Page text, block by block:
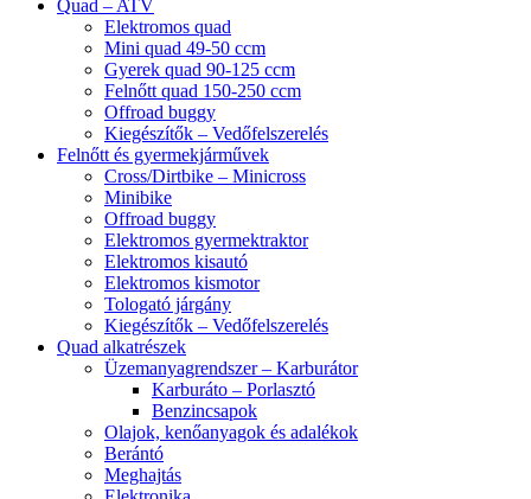
Quad – ATV
Elektromos quad
Mini quad 49-50 ccm
Gyerek quad 90-125 ccm
Felnőtt quad 150-250 ccm
Offroad buggy
Kiegészítők – Vedőfelszerelés
Felnőtt és gyermekjárművek
Cross/Dirtbike – Minicross
Minibike
Offroad buggy
Elektromos gyermektraktor
Elektromos kisautó
Elektromos kismotor
Tologató járgány
Kiegészítők – Vedőfelszerelés
Quad alkatrészek
Üzemanyagrendszer – Karburátor
Karburáto – Porlasztó
Benzincsapok
Olajok, kenőanyagok és adalékok
Berántó
Meghajtás